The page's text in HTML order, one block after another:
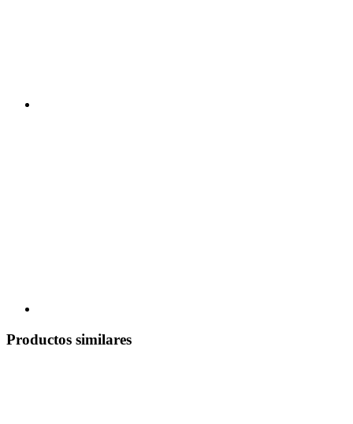
Productos similares